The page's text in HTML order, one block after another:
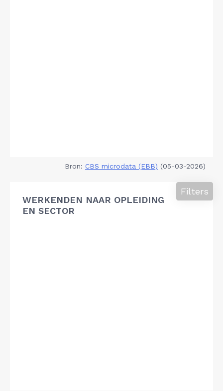
Bron: CBS microdata (EBB) (05-03-2026)
WERKENDEN NAAR OPLEIDING
EN SECTOR
Filters